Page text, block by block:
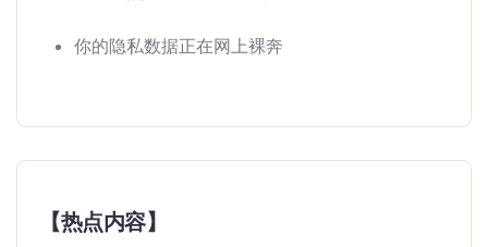
你的隐私数据正在网上裸奔
【热点内容】